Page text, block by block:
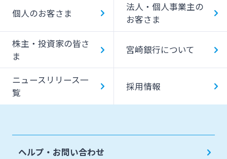
個人のお客さま
法人・個人事業主の
お客さま
株主・投資家の皆さ
ま
宮崎銀行について
ニュースリリース一
覧
採用情報
ヘルプ・お問い合わせ